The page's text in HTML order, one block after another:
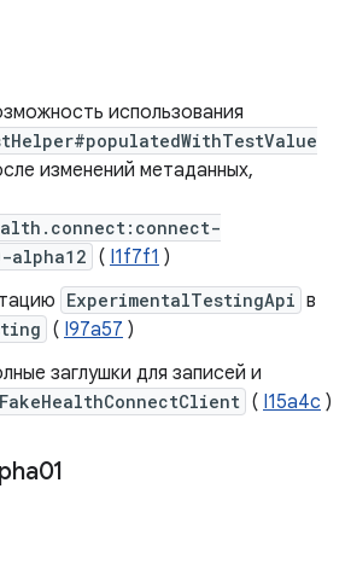
использования
изменений метаданных,
( I1f7f1 )
ExperimentalTestingApi в
( I97a57 )
заглушки для записей и
FakeHealthConnectClient ( I15a4c )